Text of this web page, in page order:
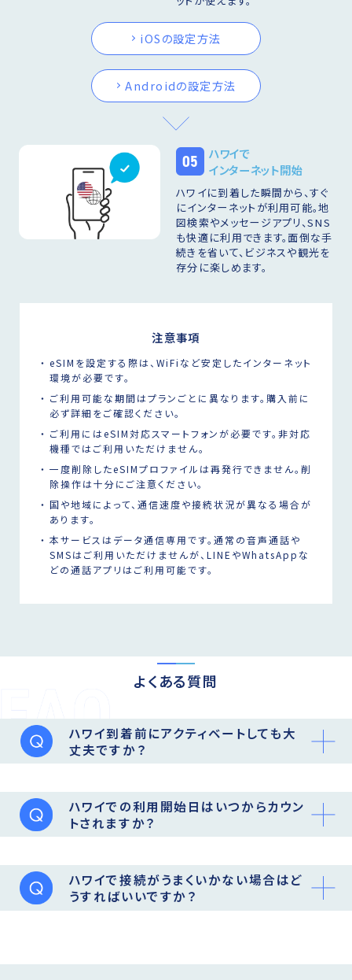
iOSの設定方法
Androidの設定方法
05
ハワイで
インターネット開始
ハワイに到着した瞬間から、すぐ
にインターネットが利用可能。地
図検索やメッセージアプリ、SNS
も快適に利用できます。面倒な手
続きを省いて、ビジネスや観光を
存分に楽しめます。
注意事項
eSIMを設定する際は、WiFiなど安定したインターネット
環境が必要です。
ご利用可能な期間はプランごとに異なります。購入前に
必ず詳細をご確認ください。
ご利用にはeSIM対応スマートフォンが必要です。非対応
機種ではご利用いただけません。
一度削除したeSIMプロファイルは再発行できません。削
除操作は十分にご注意ください。
国や地域によって、通信速度や接続状況が異なる場合が
あります。
本サービスはデータ通信専用です。通常の音声通話や
SMSはご利用いただけませんが、LINEやWhatsAppな
どの通話アプリはご利用可能です。
よくある質問
ハワイ到着前にアクティベートしても大
丈夫ですか？
ハワイでの利用開始日はいつからカウン
トされますか？
ハワイで接続がうまくいかない場合はど
うすればいいですか？